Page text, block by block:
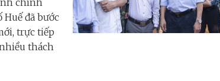
đã bước
trực tiếp
thách